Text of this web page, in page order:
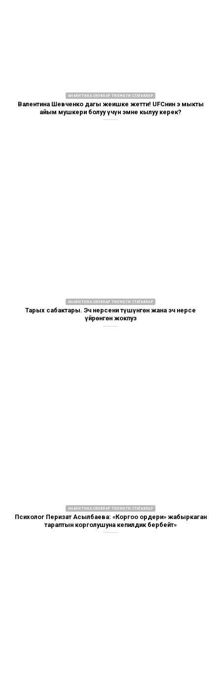
АНАЛИТИКА ОКУЯЛАР ТИЗМЕГИ СТАТЬЯЛАР
Валентина Шевченко дагы жеңишке жетти! UFCнин эң мыкты
айым мушкери болуу үчүн эмне кылуу керек?
АНАЛИТИКА ОКУЯЛАР ТИЗМЕГИ СТАТЬЯЛАР
Тарых сабактары. Эч нерсени түшүнгөн жана эч нерсе
үйрөнгөн жокпуз
АНАЛИТИКА ОКУЯЛАР ТИЗМЕГИ СТАТЬЯЛАР
Психолог Перизат Асылбаева: «Коргоо ордери» жабыркаган
тараптын корголушуна кепилдик бербейт»